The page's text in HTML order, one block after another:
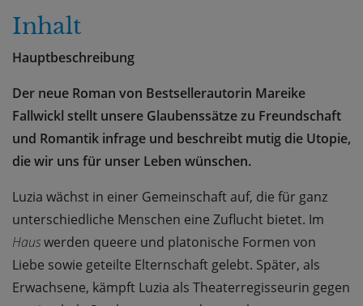
Inhalt
Hauptbeschreibung
Der neue Roman von Bestsellerautorin Mareike
Fallwickl stellt unsere Glaubenssätze zu Freundschaft
und Romantik infrage und beschreibt mutig die Utopie,
die wir uns für unser Leben wünschen.
Luzia wächst in einer Gemeinschaft auf, die für ganz
unterschiedliche Menschen eine Zuflucht bietet. Im
Hauswerden queere und platonische Formen von
Liebe sowie geteilte Elternschaft gelebt. Später, als
Erwachsene, kämpft Luzia als Theaterregisseurin gegen